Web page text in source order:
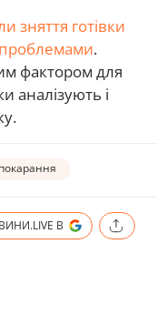
зняття готівки
.
фактором для
аналізують і
покарання
В